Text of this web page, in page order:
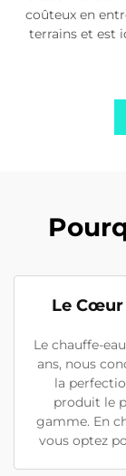
coûteux en
terrains et est
Le Cœur
Le chauffe-
ans, nous
la
produit le
gamme. En
vous optez